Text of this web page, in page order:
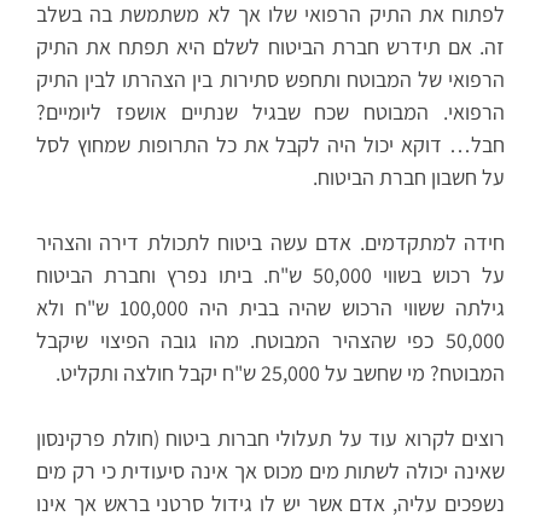
לפתוח את התיק הרפואי שלו אך לא משתמשת בה בשלב
זה. אם תידרש חברת הביטוח לשלם היא תפתח את התיק
הרפואי של המבוטח ותחפש סתירות בין הצהרתו לבין התיק
הרפואי. המבוטח שכח שבגיל שנתיים אושפז ליומיים?
חבל… דוקא יכול היה לקבל את כל התרופות שמחוץ לסל
על חשבון חברת הביטוח.
חידה למתקדמים. אדם עשה ביטוח לתכולת דירה והצהיר
על רכוש בשווי 50,000 ש"ח. ביתו נפרץ וחברת הביטוח
גילתה ששווי הרכוש שהיה בבית היה 100,000 ש"ח ולא
50,000 כפי שהצהיר המבוטח. מהו גובה הפיצוי שיקבל
המבוטח? מי שחשב על 25,000 ש"ח יקבל חולצה ותקליט.
רוצים לקרוא עוד על תעלולי חברות ביטוח (חולת פרקינסון
שאינה יכולה לשתות מים מכוס אך אינה סיעודית כי רק מים
נשפכים עליה, אדם אשר יש לו גידול סרטני בראש אך אינו